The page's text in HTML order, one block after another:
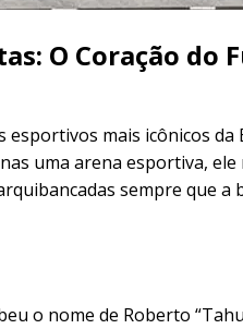
O Coração do
esportivos mais icônicos
uma arena esportiva,
sempre que a
o nome de Roberto